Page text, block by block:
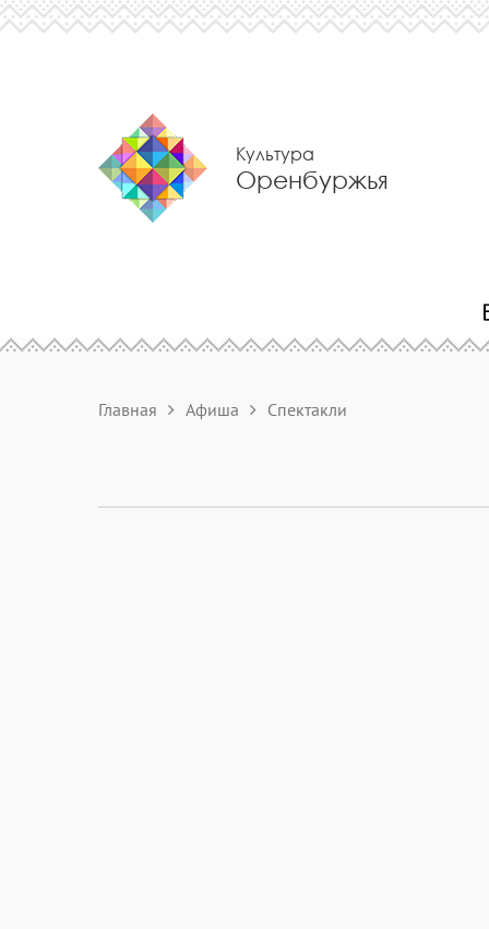
Культура
Оренбуржья
Главная Афиша Спектакли